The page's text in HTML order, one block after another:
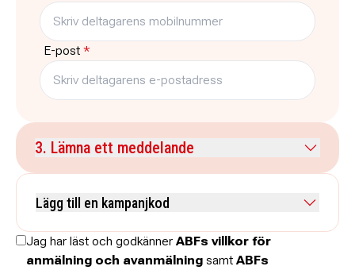
E-post *
3. Lämna ett meddelande
Lägg till en kampanjkod
Skriv koden utan mellanslag och skriv stora och små bokstäver när
de anges.
Jag har läst och godkänner ABFs villkor för
anmälning och avanmälning samt ABFs